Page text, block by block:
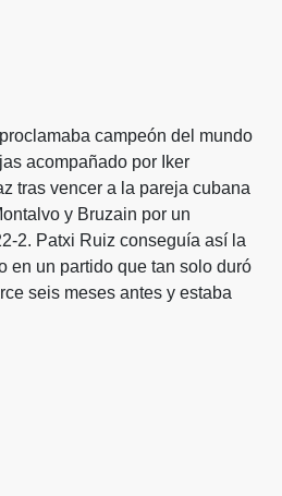
campeón del mundo
acompañado por Iker
tras vencer a la pareja cubana
y Bruzain por un
2. Patxi Ruiz conseguía así la
en un partido que tan solo duró
seis meses antes y estaba